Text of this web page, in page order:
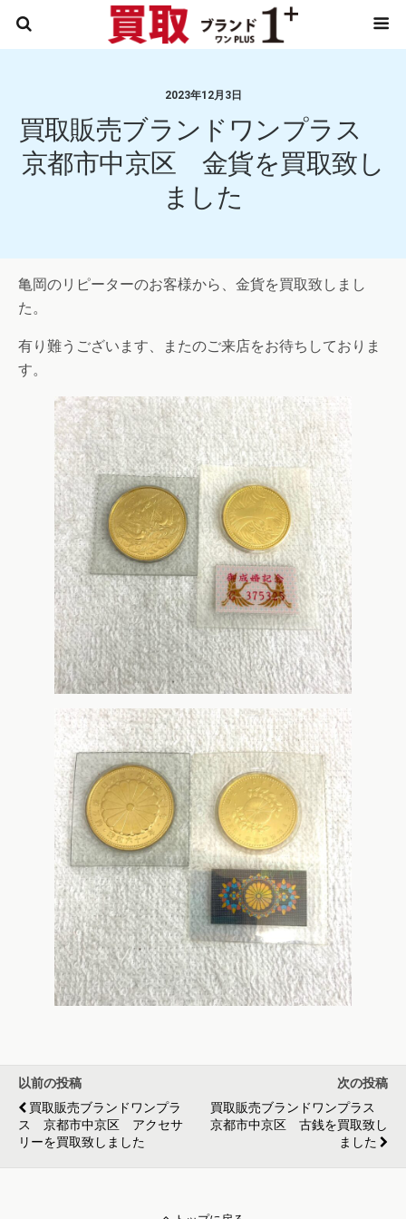
2023年12月3日
買取販売ブランドワンプラス
京都市中京区 金貨を買取致し
ました
亀岡のリピーターのお客様から、金貨を買取致しまし
た。
有り難うございます、またのご来店をお待ちしておりま
す。
以前の投稿
買取販売ブランドワンプラ
ス 京都市中京区 アクセサ
リーを買取致しました
次の投稿
買取販売ブランドワンプラス
京都市中京区 古銭を買取致し
ました